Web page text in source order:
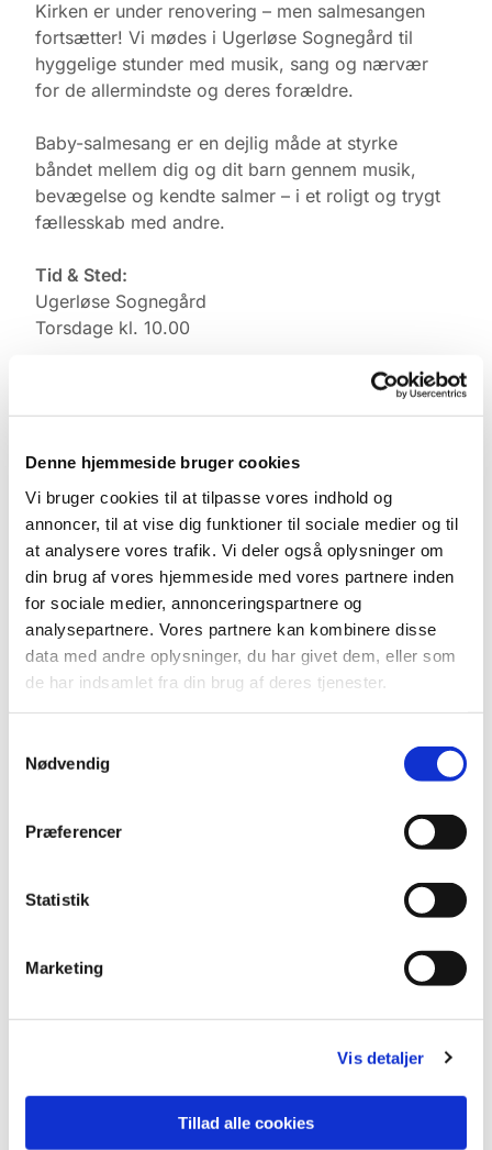
Denne hjemmeside bruger cookies
Vi bruger cookies til at tilpasse vores indhold og
annoncer, til at vise dig funktioner til sociale medier og til
at analysere vores trafik. Vi deler også oplysninger om
din brug af vores hjemmeside med vores partnere inden
for sociale medier, annonceringspartnere og
analysepartnere. Vores partnere kan kombinere disse
data med andre oplysninger, du har givet dem, eller som
de har indsamlet fra din brug af deres tjenester.
Nødvendig
Præferencer
Statistik
Marketing
Vis detaljer
Tillad alle cookies
Kirken er under renovering – men salmesangen
fortsætter! Vi mødes i Ugerløse Sognegård til
hyggelige stunder med musik, sang og nærvær
for de allermindste og deres forældre.
Baby-salmesang er en dejlig måde at styrke
båndet mellem dig og dit barn gennem musik,
bevægelse og kendte salmer – i et roligt og trygt
fællesskab med andre.
Tid & Sted:
Ugerløse Sognegård
Torsdage kl. 10.00
Mobil: +45 31521240
Mail: pernilleegholm@live.dk
Alle er velkomne – uanset om du er vant til at
komme i kirke eller ej. Tag din baby under armen,
og kom og vær med til at fylde sognegården med
sang og smil.